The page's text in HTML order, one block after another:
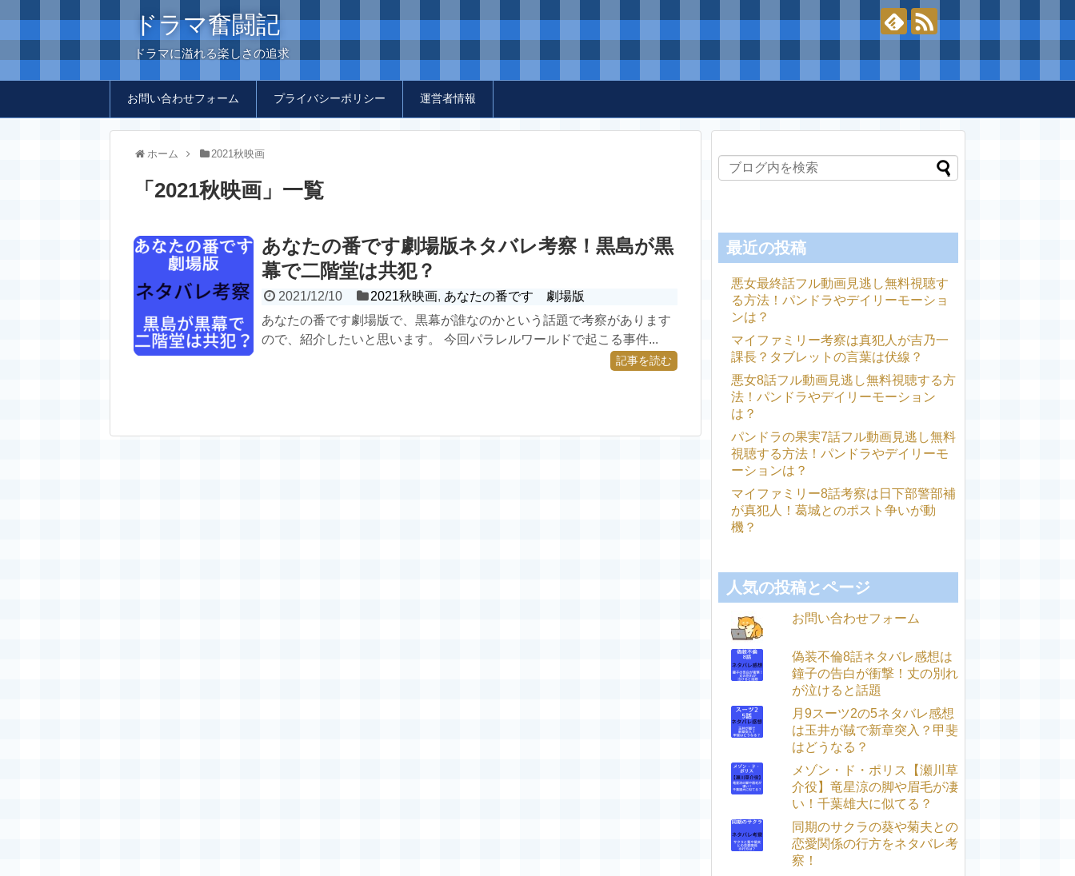
ドラマ奮闘記
ドラマに溢れる楽しさの追求
お問い合わせフォーム プライバシーポリシー 運営者情報
ホーム 2021秋映画
「 2021秋映画 」 一覧
あなたの番です劇場版ネタバレ考察！黒島が黒
幕で二階堂は共犯？
2021/12/10 2021秋映画, あなたの番です 劇場版
あなたの番です劇場版で、黒幕が誰なのかという話題で考察があります
ので、紹介したいと思います。 今回パラレルワールドで起こる事件...
記事を読む
最近の投稿
悪女最終話フル動画見逃し無料視聴す
る方法！パンドラやデイリーモーショ
ンは？
マイファミリー考察は真犯人が吉乃一
課長？タブレットの言葉は伏線？
悪女8話フル動画見逃し無料視聴する方
法！パンドラやデイリーモーション
は？
パンドラの果実7話フル動画見逃し無料
視聴する方法！パンドラやデイリーモ
ーションは？
マイファミリー8話考察は日下部警部補
が真犯人！葛城とのポスト争いが動
機？
人気の投稿とページ
お問い合わせフォーム
偽装不倫8話ネタバレ感想は
鐘子の告白が衝撃！丈の別れ
が泣けると話題
月9スーツ2の5ネタバレ感想
は玉井が馘で新章突入？甲斐
はどうなる？
メゾン・ド・ポリス【瀬川草
介役】竜星涼の脚や眉毛が凄
い！千葉雄大に似てる？
同期のサクラの葵や菊夫との
恋愛関係の行方をネタバレ考
察！